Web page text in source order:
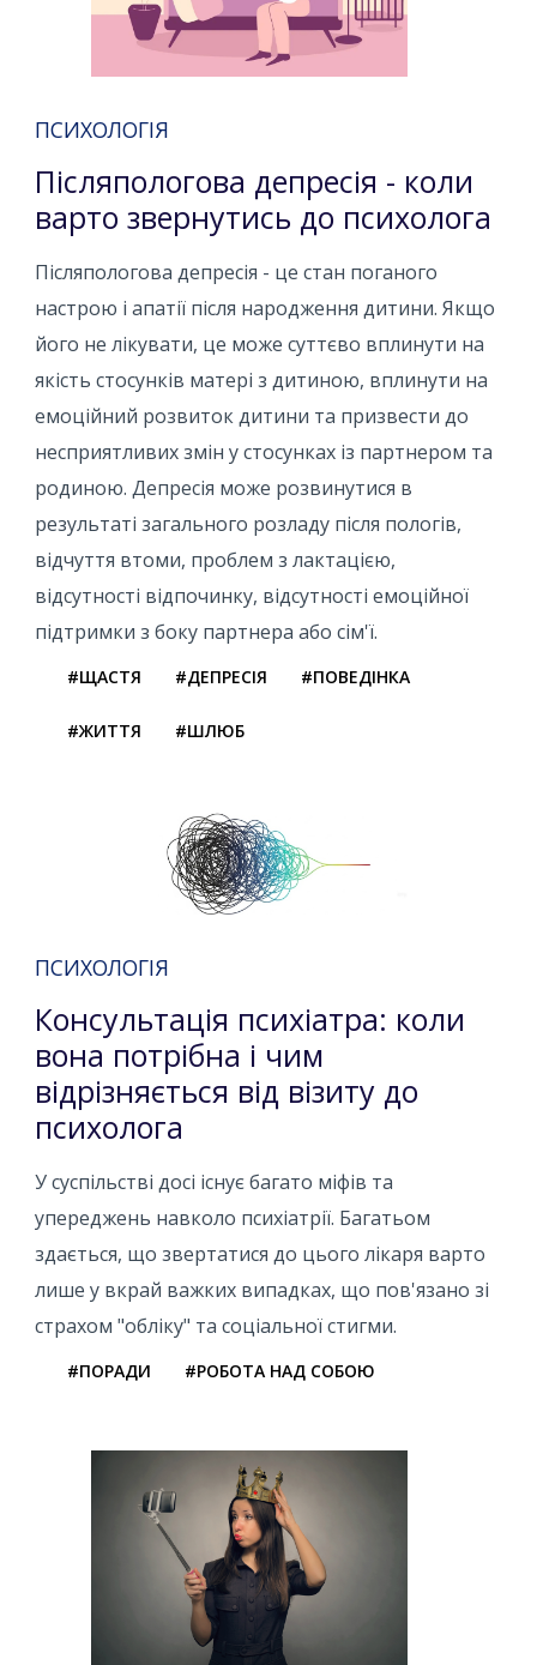
ПСИХОЛОГІЯ
Післяпологова депресія - коли
варто звернутись до психолога
Післяпологова депресія - це стан поганого
настрою і апатії після народження дитини. Якщо
його не лікувати, це може суттєво вплинути на
якість стосунків матері з дитиною, вплинути на
емоційний розвиток дитини та призвести до
несприятливих змін у стосунках із партнером та
родиною. Депресія може розвинутися в
результаті загального розладу після пологів,
відчуття втоми, проблем з лактацією,
відсутності відпочинку, відсутності емоційної
підтримки з боку партнера або сім'ї.
#ЩАСТЯ #ДЕПРЕСІЯ #ПОВЕДІНКА
#ЖИТТЯ #ШЛЮБ
ПСИХОЛОГІЯ
Консультація психіатра: коли
вона потрібна і чим
відрізняється від візиту до
психолога
У суспільстві досі існує багато міфів та
упереджень навколо психіатрії. Багатьом
здається, що звертатися до цього лікаря варто
лише у вкрай важких випадках, що пов'язано зі
страхом "обліку" та соціальної стигми.
#ПОРАДИ #РОБОТА НАД СОБОЮ